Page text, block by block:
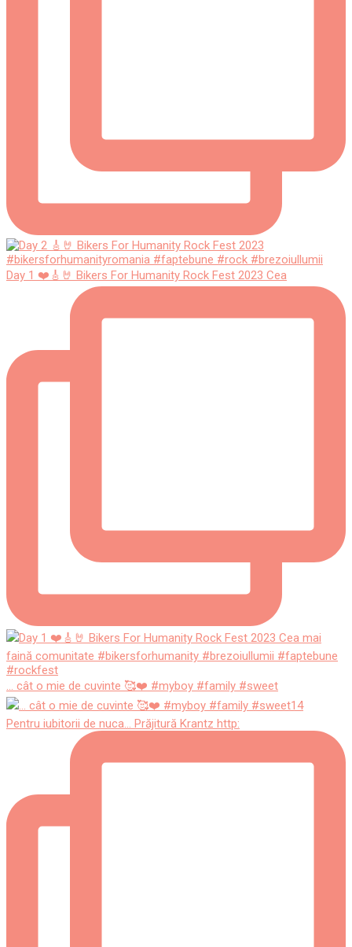
Day 1 ❤️🎸🤘 Bikers For Humanity Rock Fest 2023 Cea
... cât o mie de cuvinte 🥰❤️ #myboy #family #sweet
Pentru iubitorii de nuca... Prăjitură Krantz http: